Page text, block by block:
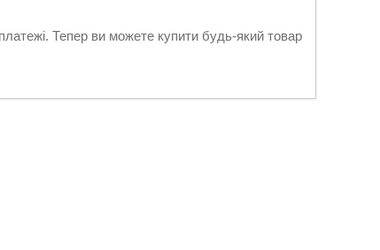
Тепер ви можете купити будь-який товар